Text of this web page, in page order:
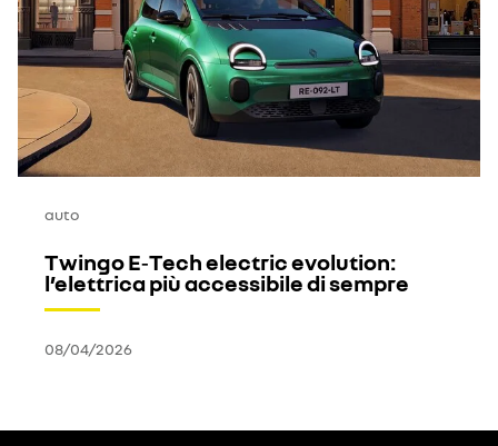
auto
Twingo E‑Tech electric evolution:
l’elettrica più accessibile di sempre
08/04/2026